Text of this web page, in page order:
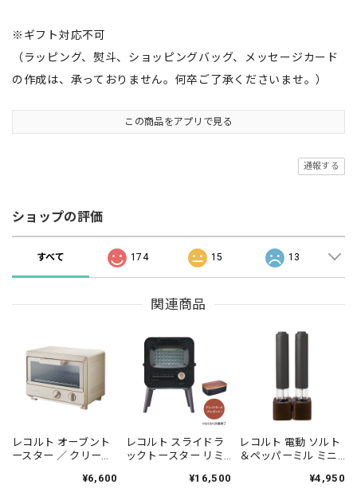
※ギフト対応不可
（ラッピング、熨斗、ショッピングバッグ、メッセージカード
の作成は、承っておりません。何卒ご了承くださいませ。）
この商品をアプリで見る
通報する
ショップの評価
すべて 174 15 13
関連商品
レコルト オーブント
ースター ／ クリーム
¥6,600
レコルト スライドラ
ックトースター リミ
ブラック RSR-¥16,500
レコルト 電動 ソルト
＆ペッパーミル ミニ /
¥4,950